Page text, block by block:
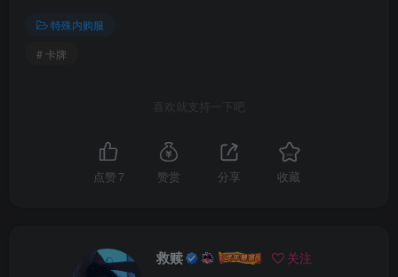
特殊内购服
# 卡牌
喜欢就支持一下吧
点赞 7 赞赏 分享 收藏
救赎 关注